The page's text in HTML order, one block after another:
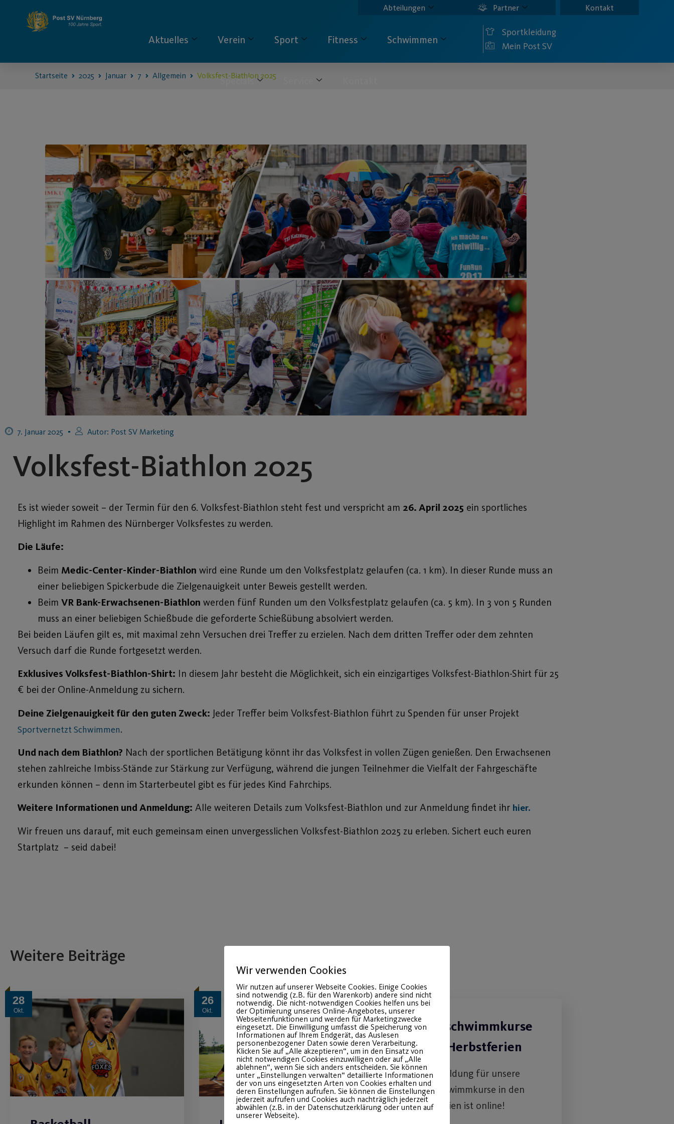
Abteilungen Partner Kontakt
Aktuelles Verein Sport Fitness Schwimmen
Specials
Sportkleidung
Mein Post SV
Startseite 2025 Januar 7 Allgemein Volksfest-Biathlon 2025
7. Januar 2025 Autor: Post SV Marketing
Volksfest-Biathlon 2025
Es ist wieder soweit – der Termin für den 6. Volksfest-Biathlon steht fest und verspricht am 26. April 2025 ein sportliches
Highlight im Rahmen des Nürnberger Volksfestes zu werden.
Die Läufe:
Beim Medic-Center-Kinder-Biathlon wird eine Runde um den Volksfestplatz gelaufen (ca. 1 km). In dieser Runde muss an
einer beliebigen Spickerbude die Zielgenauigkeit unter Beweis gestellt werden.
Beim VR Bank-Erwachsenen-Biathlon werden fünf Runden um den Volksfestplatz gelaufen (ca. 5 km). In 3 von 5 Runden
muss an einer beliebigen Schießbude die geforderte Schießübung absolviert werden.
Bei beiden Läufen gilt es, mit maximal zehn Versuchen drei Treffer zu erzielen. Nach dem dritten Treffer oder dem zehnten
Versuch darf die Runde fortgesetzt werden.
Exklusives Volksfest-Biathlon-Shirt: In diesem Jahr besteht die Möglichkeit, sich ein einzigartiges Volksfest-Biathlon-Shirt für 25
€ bei der Online-Anmeldung zu sichern.
Deine Zielgenauigkeit für den guten Zweck: Jeder Treffer beim Volksfest-Biathlon führt zu Spenden für unser Projekt
Sportvernetzt Schwimmen.
Und nach dem Biathlon? Nach der sportlichen Betätigung könnt ihr das Volksfest in vollen Zügen genießen. Den Erwachsenen
stehen zahlreiche Imbiss-Stände zur Stärkung zur Verfügung, während die jungen Teilnehmer die Vielfalt der Fahrgeschäfte
erkunden können – denn im Starterbeutel gibt es für jedes Kind Fahrchips.
Weitere Informationen und Anmeldung: Alle weiteren Details zum Volksfest-Biathlon und zur Anmeldung findet ihr hier.
Wir freuen uns darauf, mit euch gemeinsam einen unvergesslichen Volksfest-Biathlon 2025 zu erleben. Sichert euch euren
Startplatz – seid dabei!
Weitere Beiträge
28
Okt.
26
Okt.
Ferienschwimmkurse
in den Herbstferien
Die Anmeldung für unsere
Ferienschwimmkurse in den
Herbstferien ist online!
Wir verwenden Cookies
Wir nutzen auf unserer Webseite Cookies. Einige Cookies
sind notwendig (z.B. für den Warenkorb) andere sind nicht
notwendig. Die nicht-notwendigen Cookies helfen uns bei
der Optimierung unseres Online-Angebotes, unserer
Webseitenfunktionen und werden für Marketingzwecke
eingesetzt. Die Einwilligung umfasst die Speicherung von
Informationen auf Ihrem Endgerät, das Auslesen
personenbezogener Daten sowie deren Verarbeitung.
Klicken Sie auf „Alle akzeptieren“, um in den Einsatz von
nicht notwendigen Cookies einzuwilligen oder auf „Alle
ablehnen“, wenn Sie sich anders entscheiden. Sie können
unter „Einstellungen verwalten“ detaillierte Informationen
der von uns eingesetzten Arten von Cookies erhalten und
deren Einstellungen aufrufen. Sie können die Einstellungen
jederzeit aufrufen und Cookies auch nachträglich jederzeit
abwählen (z.B. in der Datenschutzerklärung oder unten auf
unserer Webseite).